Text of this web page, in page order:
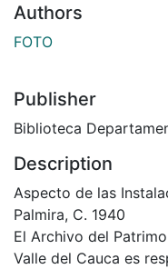
Authors
FOTO
Publisher
Biblioteca
Description
Aspecto de las
Palmira, C. 1940
El Archivo del
Valle del Cauca es